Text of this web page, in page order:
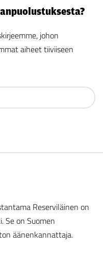
johon
aiheet tiiviiseen
Reserviläinen on
Se on Suomen
äänenkannattaja.